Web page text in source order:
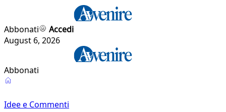
Abbonati
Accedi
August 6, 2026
Abbonati
Idee e Commenti